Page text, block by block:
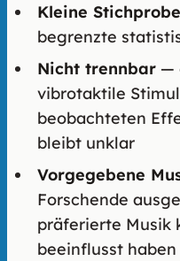
Kleine Stichprobe
begrenzte
Nicht trennbar —
vibrotaktile
beobachteten
bleibt unklar
Vorgegebene
Forschende
präferierte Musik
beeinflusst haben